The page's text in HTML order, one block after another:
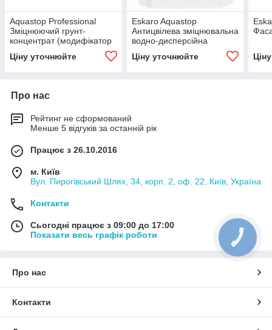
Aquastop Professional
Зміцнюючий грунт-
концентрат (модифікатор
Ціну уточнюйте
Eskaro Aquastop
Антицвілева зміцнювальна
водно-дисперсійна
Ціну уточнюйте
Про нас
Рейтинг не сформований
Менше 5 відгуків за останній рік
Працює з 26.10.2016
м. Київ
Вул. Пирогівський Шлях, 34, корп. 2, оф. 22, Київ, Україна
Контакти
Сьогодні працює з 09:00 до 17:00
Показати весь графік роботи
Про нас
Контакти
КНОПКА
ЗВ'ЯЗКУ